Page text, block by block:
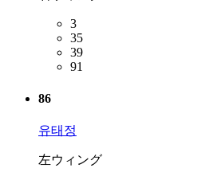
3
35
39
91
86
유태정
左ウィング